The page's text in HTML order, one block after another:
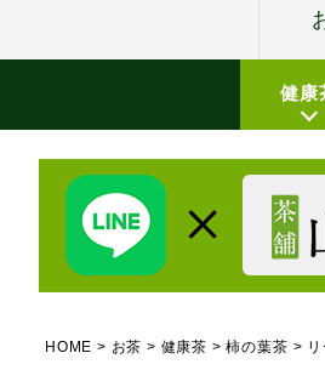
健康
HOME お茶 健康茶 柿の葉茶